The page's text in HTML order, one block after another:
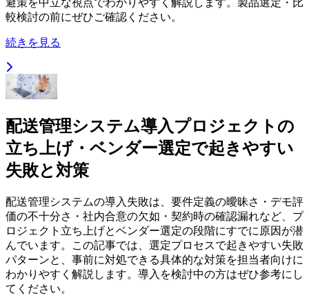
較検討の前にぜひご確認ください。
続きを見る
配送管理システム導入プロジェクトの
立ち上げ・ベンダー選定で起きやすい
失敗と対策
配送管理システムの導入失敗は、要件定義の曖昧さ・デモ評
価の不十分さ・社内合意の欠如・契約時の確認漏れなど、プ
ロジェクト立ち上げとベンダー選定の段階にすでに原因が潜
んでいます。この記事では、選定プロセスで起きやすい失敗
パターンと、事前に対処できる具体的な対策を担当者向けに
わかりやすく解説します。導入を検討中の方はぜひ参考にし
てください。